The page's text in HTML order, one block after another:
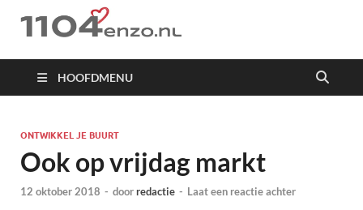
1104 en zo
HOOFDMENU
ONTWIKKEL JE BUURT
Ook op vrijdag markt
12 oktober 2018 - doorredactie - Laat een reactie achter